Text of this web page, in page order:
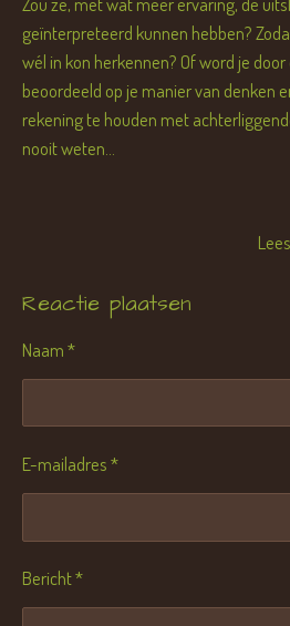
geïnterpreteerd kunnen hebben?
wél in kon herkennen? Of word je
beoordeeld op je manier van denken
rekening te houden met
nooit weten...
Reactie plaatsen
Naam *
E-mailadres *
Bericht *